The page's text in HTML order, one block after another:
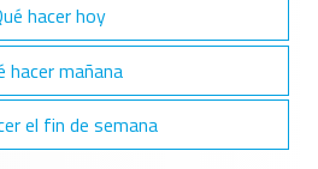
hacer hoy
hacer mañana
el fin de semana